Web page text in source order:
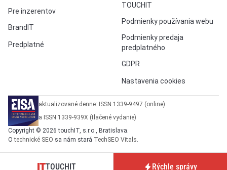
Pre inzerentov
BrandIT
Predplatné
TOUCHIT
Podmienky používania webu
Podmienky predaja
predplatného
GDPR
Nastavenia cookies
aktualizované denne: ISSN 1339-9497 (online)
a ISSN 1339-939X (tlačené vydanie)
Copyright © 2026 touchIT, s.r.o., Bratislava.
Otechnické SEO sa nám stará TechSEO Vitals.
TOUCHIT Rýchle správy